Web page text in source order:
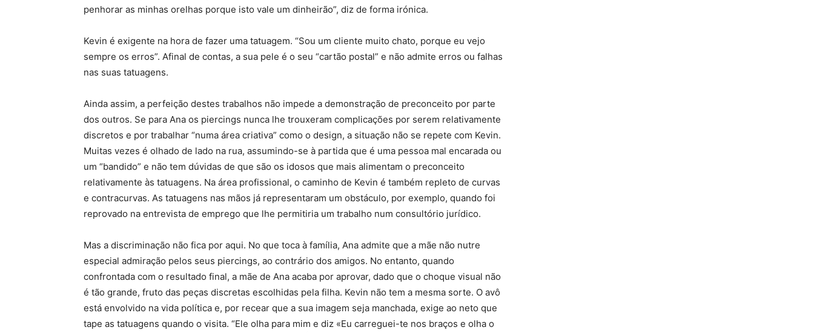
penhorar as minhas orelhas porque isto vale um dinheirão”, diz de forma irónica.
Kevin é exigente na hora de fazer uma tatuagem. “Sou um cliente muito chato, porque eu vejo
sempre os erros”. Afinal de contas, a sua pele é o seu “cartão postal” e não admite erros ou falhas
nas suas tatuagens.
Ainda assim, a perfeição destes trabalhos não impede a demonstração de preconceito por parte
dos outros. Se para Ana os piercings nunca lhe trouxeram complicações por serem relativamente
discretos e por trabalhar “numa área criativa” como o design, a situação não se repete com Kevin.
Muitas vezes é olhado de lado na rua, assumindo-se à partida que é uma pessoa mal encarada ou
um “bandido” e não tem dúvidas de que são os idosos que mais alimentam o preconceito
relativamente às tatuagens. Na área profissional, o caminho de Kevin é também repleto de curvas
e contracurvas. As tatuagens nas mãos já representaram um obstáculo, por exemplo, quando foi
reprovado na entrevista de emprego que lhe permitiria um trabalho num consultório jurídico.
Mas a discriminação não fica por aqui. No que toca à família, Ana admite que a mãe não nutre
especial admiração pelos seus piercings, ao contrário dos amigos. No entanto, quando
confrontada com o resultado final, a mãe de Ana acaba por aprovar, dado que o choque visual não
é tão grande, fruto das peças discretas escolhidas pela filha. Kevin não tem a mesma sorte. O avô
está envolvido na vida política e, por recear que a sua imagem seja manchada, exige ao neto que
tape as tatuagens quando o visita. “Ele olha para mim e diz «Eu carreguei-te nos braços e olha o